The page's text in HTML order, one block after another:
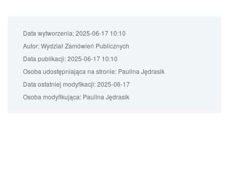
Data wytworzenia:2025-06-17 10:10
Autor:Wydział Zamówień Publicznych
Data publikacji:2025-06-17 10:10
Osoba udostępniająca na stronie: Paulina Jędrasik
Data ostatniej modyfikacji:2025-06-17
Osoba modyfikująca: Paulina Jędrasik